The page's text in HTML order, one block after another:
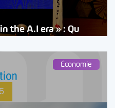
the A.I era » : Qu
Économie